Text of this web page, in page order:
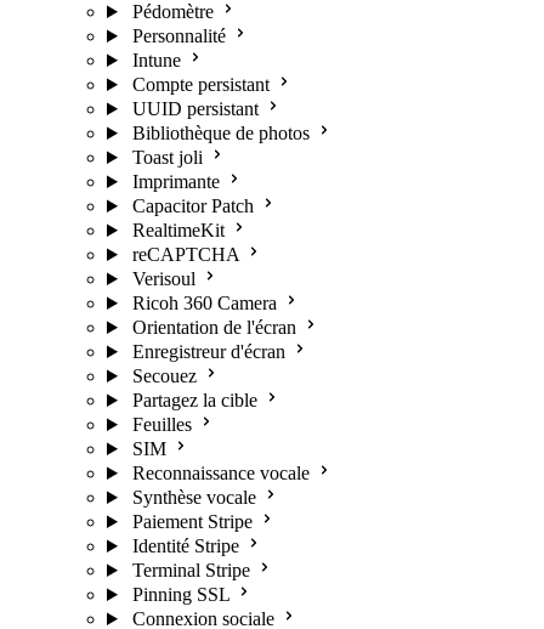
Pédomètre
Personnalité
Intune
Compte persistant
UUID persistant
Bibliothèque de photos
Toast joli
Imprimante
Capacitor Patch
RealtimeKit
reCAPTCHA
Verisoul
Ricoh 360 Camera
Orientation de l'écran
Enregistreur d'écran
Secouez
Partagez la cible
Feuilles
SIM
Reconnaissance vocale
Synthèse vocale
Paiement Stripe
Identité Stripe
Terminal Stripe
Pinning SSL
Connexion sociale